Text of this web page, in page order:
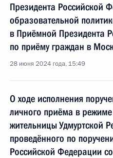
Президента Российской
образовательной
в Приёмной Президента
по приёму граждан в
28 июня 2024 года, 15:49
О ходе исполнения
личного приёма в
жительницы Удмуртской
проведённого по
Российской Федерации